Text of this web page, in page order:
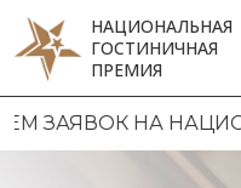
НАЦИОНАЛЬНАЯ
ГОСТИНИЧНАЯ
ПРЕМИЯ
НАЦИОНАЛЬНУЮ